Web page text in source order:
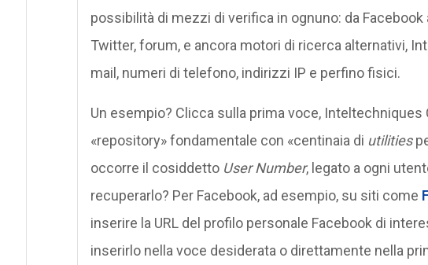
possibilità di mezzi di verifica in ognuno: da Facebook
Twitter, forum, e ancora motori di ricerca alternativi,
mail, numeri di telefono, indirizzi IP e perfino fisici.
Un esempio? Clicca sulla prima voce, Inteltechniques
«repository» fondamentale con «centinaia di utilities
occorre il cosiddetto User Number, legato a ogni
recuperarlo? Per Facebook, ad esempio, su siti come
inserire la URL del profilo personale Facebook di
inserirlo nella voce desiderata o direttamente nella